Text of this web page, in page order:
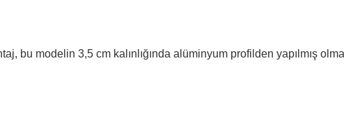
bu modelin 3,5 cm kalınlığında alüminyum profilden yapılmış